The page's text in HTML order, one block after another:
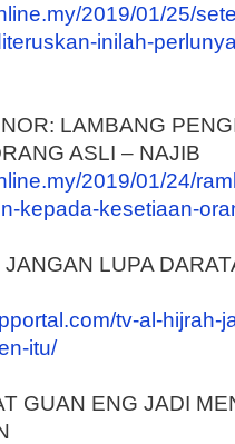
2019/01/25/
inilah-
LAMBANG
ASLI – NAJIB
2019/01/24/
kepada-kesetiaan-
LUPA
tv-al-
itu/
GUAN ENG JADI